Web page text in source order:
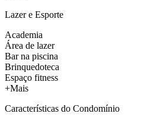
Lazer e Esporte
Academia
Área de lazer
Bar na piscina
Brinquedoteca
Espaço fitness
+Mais
Características do Condomínio